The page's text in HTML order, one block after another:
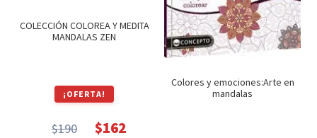
COLECCIÓN COLOREA Y MEDITA
MANDALAS ZEN
¡OFERTA!
$190 $162
Colores y emociones:Arte en
mandalas